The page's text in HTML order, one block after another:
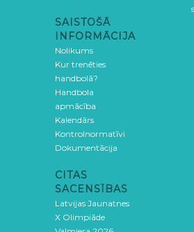
SAISTOŠĀ
INFORMĀCIJA
Nolikums
Kur trenēties
handbolā?
Handbola
apmācība
Kalendārs
Kontrolnormatīvi
Dokumentācija
CITAS
SACENSĪBAS
Latvijas Jaunatnes
X Olimpiāde